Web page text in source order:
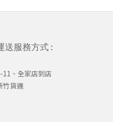
送服務方式 :
11、全家店到店
竹貨運